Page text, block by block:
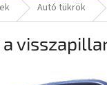
Autó tükrök